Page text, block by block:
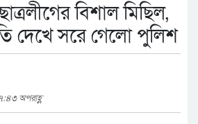
বিশাল মিছিল,
দেখে সরে গেলো পুলিশ
অপরাহ্ণ